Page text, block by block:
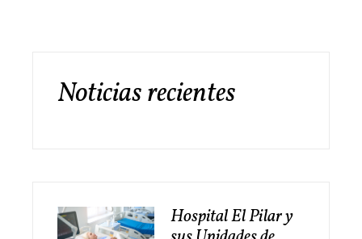
Noticias recientes
Hospital El Pilar y